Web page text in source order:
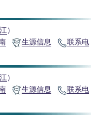
）
生源信息
联系电
）
生源信息
联系电